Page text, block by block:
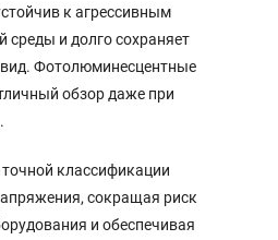
к агрессивным
и долго сохраняет
Фотолюминесцентные
обзор даже при
точной классификации
сокращая риск
и обеспечивая